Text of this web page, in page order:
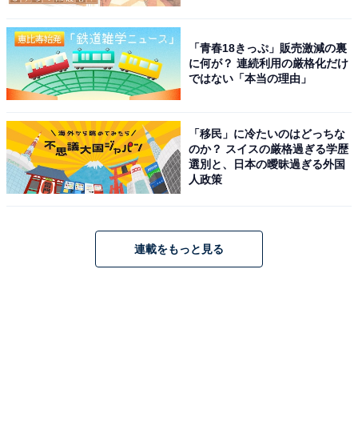
「青春18きっぷ」販売激減の裏
に何が？ 連続利用の厳格化だけ
ではない「本当の理由」
「移民」に冷たいのはどっちな
のか？ スイスの厳格過ぎる学歴
選別と、日本の曖昧過ぎる外国
人政策
連載をもっと見る